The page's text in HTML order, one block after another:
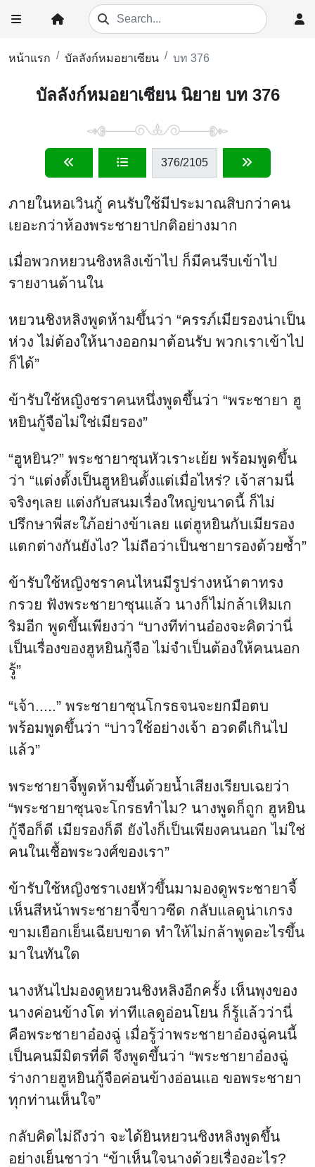
หน้าแรก บัลลังก์หมอยาเซียน บท 376
บัลลังก์หมอยาเซียน นิยาย บท 376
376/2105
ภายในหอเวินกู้ คนรับใช้มีประมาณสิบกว่าคน
เยอะกว่าห้องพระชายาปกติอย่างมาก
เมื่อพวกหยวนชิงหลิงเข้าไป ก็มีคนรีบเข้าไป
รายงานด้านใน
หยวนชิงหลิงพูดห้ามขึ้นว่า “ครรภ์เมียรองน่าเป็น
ห่วง ไม่ต้องให้นางออกมาต้อนรับ พวกเราเข้าไป
ก็ได้”
ข้ารับใช้หญิงชราคนหนึ่งพูดขึ้นว่า “พระชายา ฮู
หยินกู้จือไม่ใช่เมียรอง”
“ฮูหยิน?” พระชายาซุนหัวเราะเย้ย พร้อมพูดขึ้น
ว่า “แต่งตั้งเป็นฮูหยินตั้งแต่เมื่อไหร่? เจ้าสามนี่
จริงๆเลย แต่งกับสนมเรื่องใหญ่ขนาดนี้ ก็ไม่
ปรึกษาพี่สะใภ้อย่างข้าเลย แต่ฮูหยินกับเมียรอง
แตกต่างกันยังไง? ไม่ถือว่าเป็นชายารองด้วยซ้ำ”
ข้ารับใช้หญิงชราคนไหนมีรูปร่างหน้าตาทรง
กรวย ฟังพระชายาซุนแล้ว นางก็ไม่กล้าเหิมเก
ริมอีก พูดขึ้นเพียงว่า “บางทีท่านอ๋องจะคิดว่านี่
เป็นเรื่องของฮูหยินกู้จือ ไม่จำเป็นต้องให้คนนอก
รู้”
“เจ้า.....” พระชายาซุนโกรธจนจะยกมือตบ
พร้อมพูดขึ้นว่า “บ่าวใช้อย่างเจ้า อวดดีเกินไป
แล้ว”
พระชายาจี้พูดห้ามขึ้นด้วยน้ำเสียงเรียบเฉยว่า
“พระชายาซุนจะโกรธทำไม? นางพูดก็ถูก ฮูหยิน
กู้จือก็ดี เมียรองก็ดี ยังไงก็เป็นเพียงคนนอก ไม่ใช่
คนในเชื้อพระวงศ์ของเรา”
ข้ารับใช้หญิงชราเงยหัวขึ้นมามองดูพระชายาจี้
เห็นสีหน้าพระชายาจี้ขาวซีด กลับแลดูน่าเกรง
ขามเยือกเย็นเฉียบขาด ทำให้ไม่กล้าพูดอะไรขึ้น
มาในทันใด
นางหันไปมองดูหยวนชิงหลิงอีกครั้ง เห็นพุงของ
นางค่อนข้างโต ท่าทีแลดูอ่อนโยน ก็รู้แล้วว่านี่
คือพระชายาอ๋องฉู่ เมื่อรู้ว่าพระชายาอ๋องฉู่คนนี้
เป็นคนมีมิตรที่ดี จึงพูดขึ้นว่า “พระชายาอ๋องฉู่
ร่างกายฮูหยินกู้จือค่อนข้างอ่อนแอ ขอพระชายา
ทุกท่านเห็นใจ”
กลับคิดไม่ถึงว่า จะได้ยินหยวนชิงหลิงพูดขึ้น
อย่างเย็นชาว่า “ข้าเห็นใจนางด้วยเรื่องอะไร?